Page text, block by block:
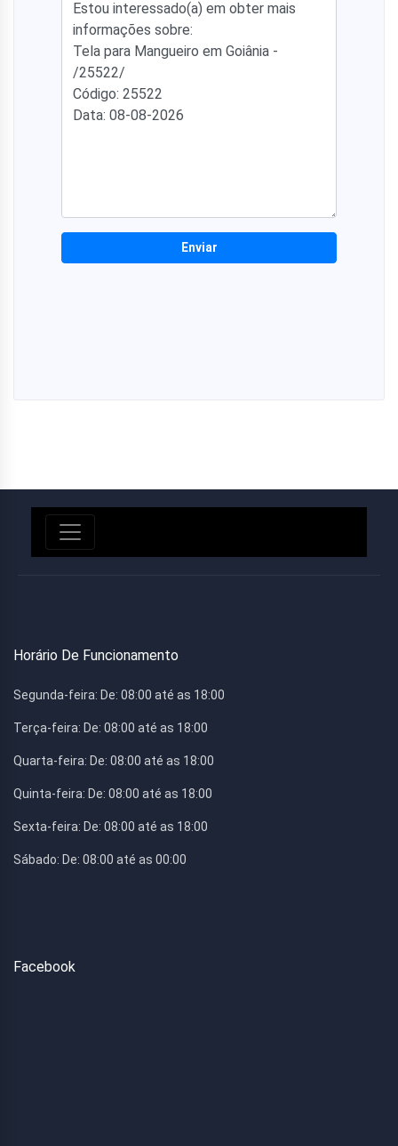
Enviar
Horário De Funcionamento
Segunda-feira: De: 08:00 até as 18:00
Terça-feira: De: 08:00 até as 18:00
Quarta-feira: De: 08:00 até as 18:00
Quinta-feira: De: 08:00 até as 18:00
Sexta-feira: De: 08:00 até as 18:00
Sábado: De: 08:00 até as 00:00
Facebook